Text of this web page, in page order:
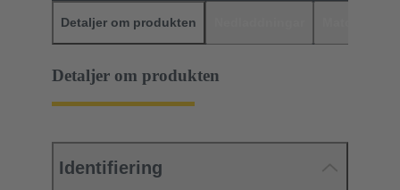
Detaljer om produkten
Detaljer om produkten
Identifiering